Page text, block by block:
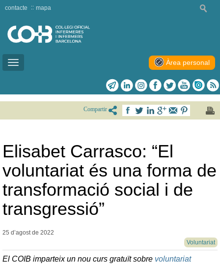
Toggle
contacte mapa
Àrea personal
Compartir
Elisabet Carrasco: “El
voluntariat és una forma de
transformació social i de
transgressió”
25 d’agost de 2022
Voluntariat
El COIB imparteix un nou curs gratuït sobre voluntariat